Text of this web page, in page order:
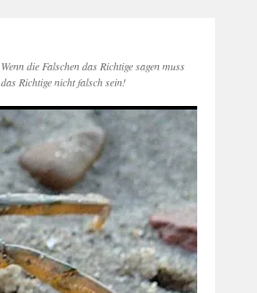
Wenn die Falschen das Richtige sagen muss
das Richtige nicht falsch sein!